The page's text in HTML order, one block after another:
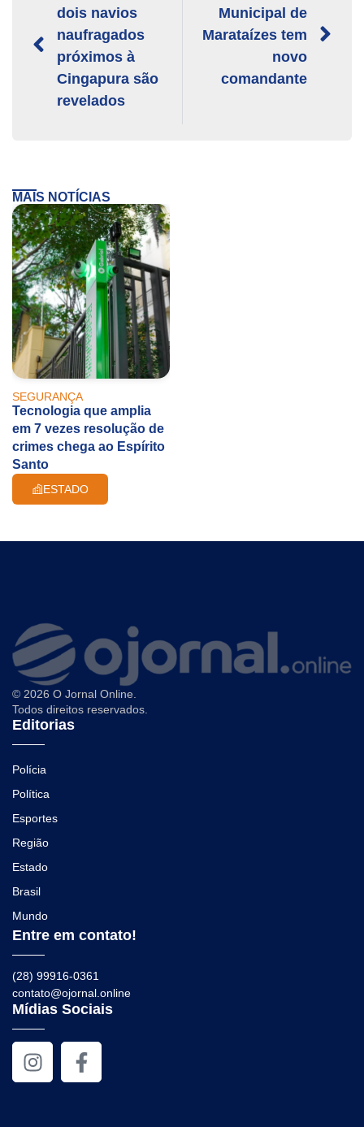
dois navios
naufragados
próximos à
Cingapura são
revelados
Municipal de
Marataízes tem
novo
comandante
MAIS NOTÍCIAS
SEGURANÇA
Tecnologia que amplia
em 7 vezes resolução de
crimes chega ao Espírito
Santo
ESTADO
© 2026 O Jornal Online.
Todos direitos reservados.
Editorias
Polícia
Política
Esportes
Região
Estado
Brasil
Mundo
Entre em contato!
(28) 99916-0361
contato@ojornal.online
Mídias Sociais